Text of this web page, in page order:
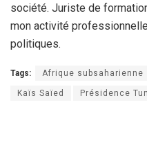
société. Juriste de
mon activité
politiques.
Tags: Afrique subsaharienne
Kaïs Saïed Présidence